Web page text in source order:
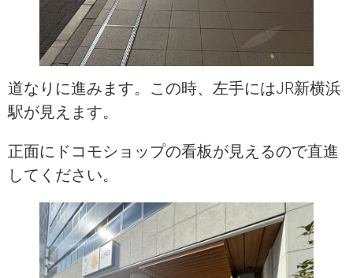
道なりに進みます。この時、左手にはJR新横浜
駅が見えます。
正面にドコモショップの看板が見えるので直進
してください。